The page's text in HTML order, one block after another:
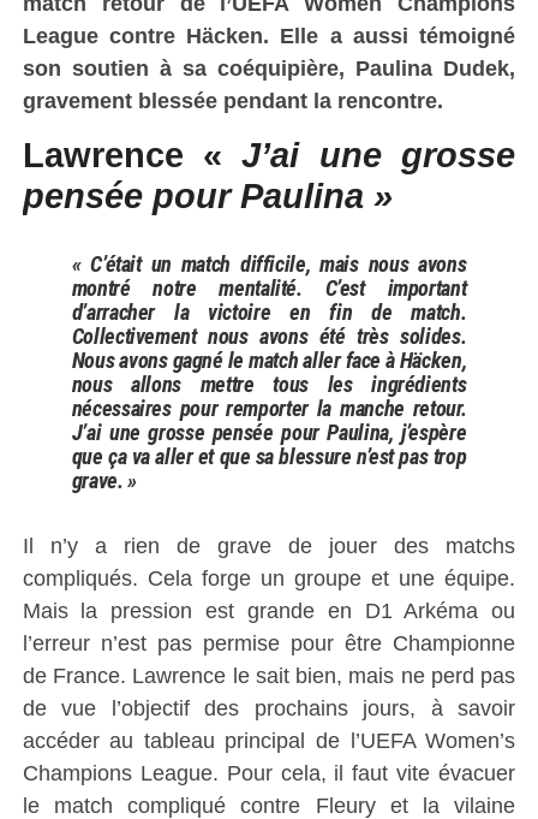
League contre Häcken. Elle a aussi témoigné
son soutien à sa coéquipière, Paulina Dudek,
gravement blessée pendant la rencontre.
Lawrence «J’ai une grosse
pensée pour Paulina »
« C’était un match difficile, mais nous avons
montré notre mentalité. C’est important
d’arracher la victoire en fin de match.
Collectivement nous avons été très solides.
Nous avons gagné le match aller face à Häcken,
nous allons mettre tous les ingrédients
nécessaires pour remporter la manche retour.
J’ai une grosse pensée pour Paulina, j’espère
que ça va aller et que sa blessure n’est pas trop
grave. »
Il n’y a rien de grave de jouer des matchs
compliqués. Cela forge un groupe et une équipe.
Mais la pression est grande en D1 Arkéma ou
l’erreur n’est pas permise pour être Championne
de France. Lawrence le sait bien, mais ne perd pas
de vue l’objectif des prochains jours, à savoir
accéder au tableau principal de l’UEFA Women’s
Champions League. Pour cela, il faut vite évacuer
le match compliqué contre Fleury et la vilaine